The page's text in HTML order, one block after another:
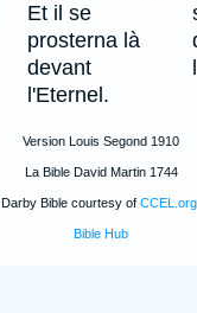
Et il se
prosterna là
devant
l'Eternel.
Version Louis Segond 1910
La Bible David Martin 1744
Darby Bible courtesy of CCEL.org
Bible Hub